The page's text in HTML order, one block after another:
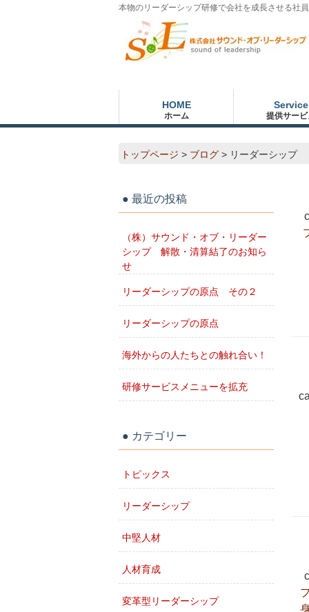
本物のリーダーシップ研修で会社を成長させる社
HOME
ホーム
Service
提供サービ
トップページ > ブログ > リーダーシップ
最近の投稿
（株）サウンド・オブ・リーダー
シップ 解散・清算結了のお知ら
せ
リーダーシップの原点 その２
リーダーシップの原点
海外からの人たちとの触れ合い！
研修サービスメニューを拡充
カテゴリー
トピックス
リーダーシップ
中堅人材
人材育成
変革型リーダーシップ